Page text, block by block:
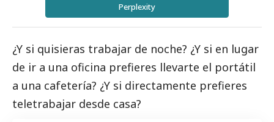
Perplexity
¿Y si quisieras trabajar de noche? ¿Y si en lugar
de ir a una oficina prefieres llevarte el portátil
a una cafetería? ¿Y si directamente prefieres
teletrabajar desde casa?